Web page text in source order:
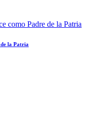
la Patria